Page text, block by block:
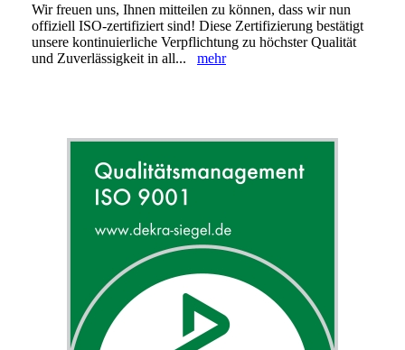
Wir freuen uns, Ihnen mitteilen zu können, dass wir nun
offiziell ISO-zertifiziert sind! Diese Zertifizierung bestätigt
unsere kontinuierliche Verpflichtung zu höchster Qualität
und Zuverlässigkeit in all... mehr